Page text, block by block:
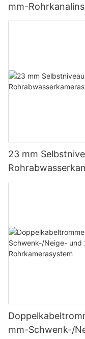
mm-
23 mm
mm-Schwenk-/